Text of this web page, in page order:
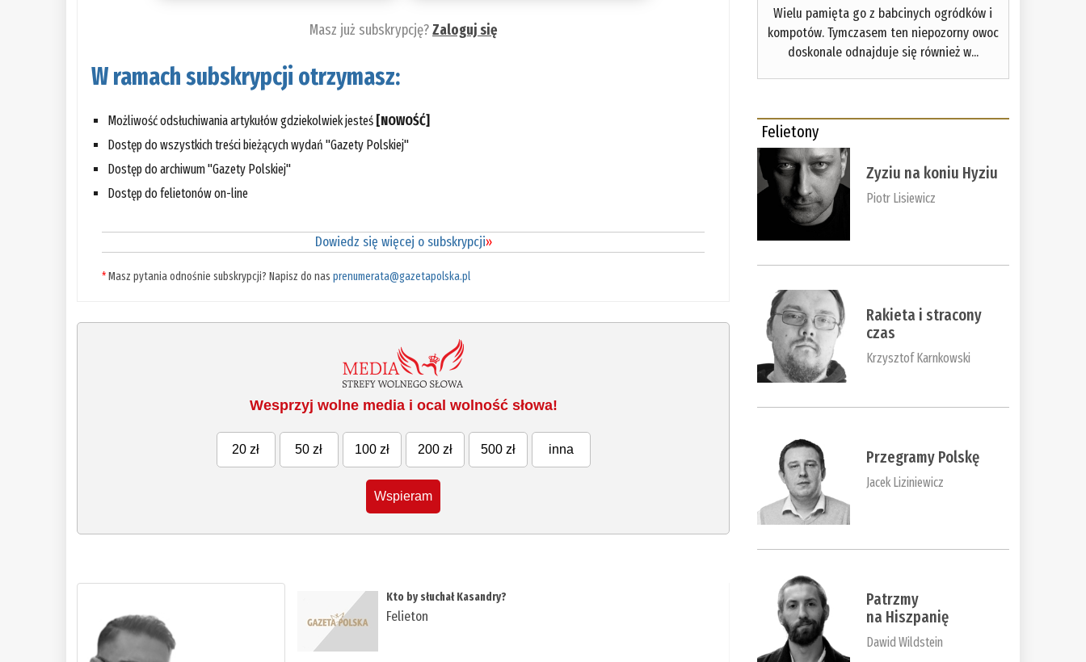
Masz już subskrypcję?Zaloguj się
W ramach subskrypcji otrzymasz:
Możliwość odsłuchiwania artykułów gdziekolwiek jesteś [NOWOŚĆ]
Dostęp do wszystkich treści bieżących wydań "Gazety Polskiej"
Dostęp do archiwum "Gazety Polskiej"
Dostęp do felietonów on-line
Dowiedz się więcej o subskrypcji»
*Masz pytania odnośnie subskrypcji? Napisz do nasprenumerata@gazetapolska.pl
Wesprzyj wolne media i ocal wolność słowa!
20 zł 50 zł 100 zł 200 zł 500 zł inna
Wspieram
Kto by słuchał Kasandry?
Felieton
Wielu pamięta go z babcinych ogródków i
kompotów. Tymczasem ten niepozorny owoc
doskonale odnajduje się również w...
Felietony
Zyziu na koniu Hyziu
Piotr Lisiewicz
Rakieta i stracony
czas
Krzysztof Karnkowski
Przegramy Polskę
Jacek Liziniewicz
Patrzmy
na Hiszpanię
Dawid Wildstein